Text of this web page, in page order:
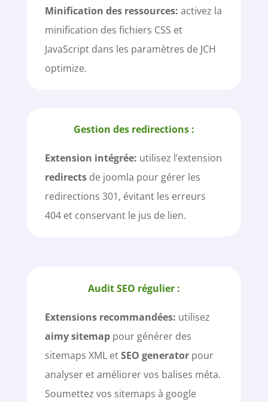
Minification des ressources: activez la
minification des fichiers CSS et
JavaScript dans les paramètres de JCH
optimize.
Gestion des redirections :
Extension intégrée: utilisez l’extension
redirectsde joomla pour gérer les
redirections 301, évitant les erreurs
404 et conservant le jus de lien.
Audit SEO régulier :
Extensions recommandées: utilisez
aimy sitemappour générer des
sitemaps XML etSEO generatorpour
analyser et améliorer vos balises méta.
Soumettez vos sitemaps à google